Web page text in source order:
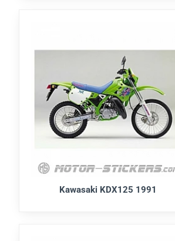
Kawasaki KDX125 1991